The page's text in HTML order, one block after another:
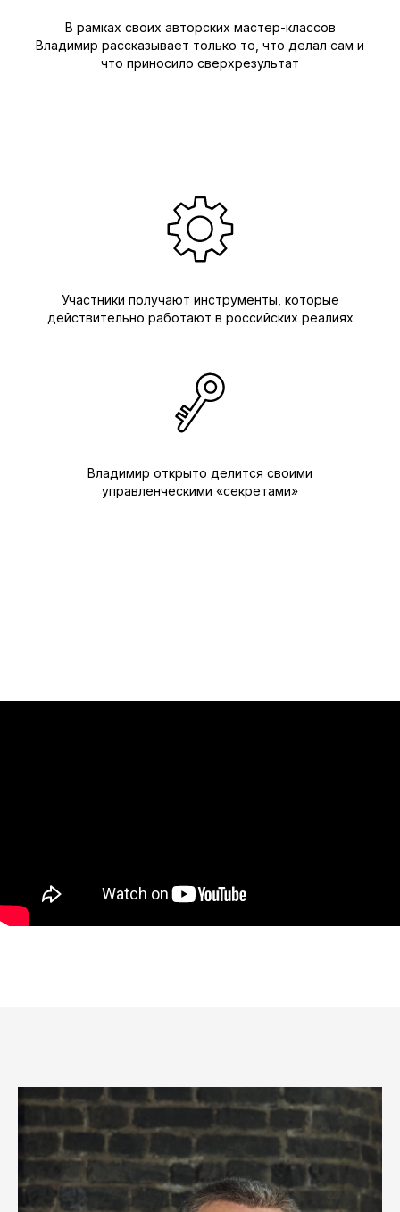
В рамках своих авторских мастер-классов
Владимир рассказывает только то, что делал сам и
что приносило сверхрезультат
Участники получают инструменты, которые
действительно работают в российских реалиях
Владимир открыто делится своими
управленческими «секретами»